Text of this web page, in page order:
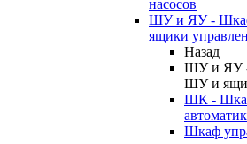
насосов
ШУ и ЯУ -
ящики
Назад
ШУ и ЯУ -
ШУ и
ШК -
Шкаф